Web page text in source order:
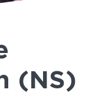
(NS)